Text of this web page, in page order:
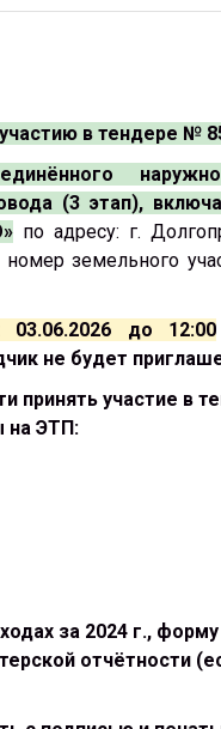
в тендере №
(3 этап),
по адресу: г.
земельного
03.06.2026 до 12:00
не будет
принять участие в
на ЭТП:
за 2024 г.,
отчётности